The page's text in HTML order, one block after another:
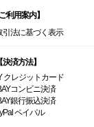
ご利用案内】
引法に基づく表示
【決済方法】
クレジットカード
コンビニ決済
銀行振込決済
ペイパル